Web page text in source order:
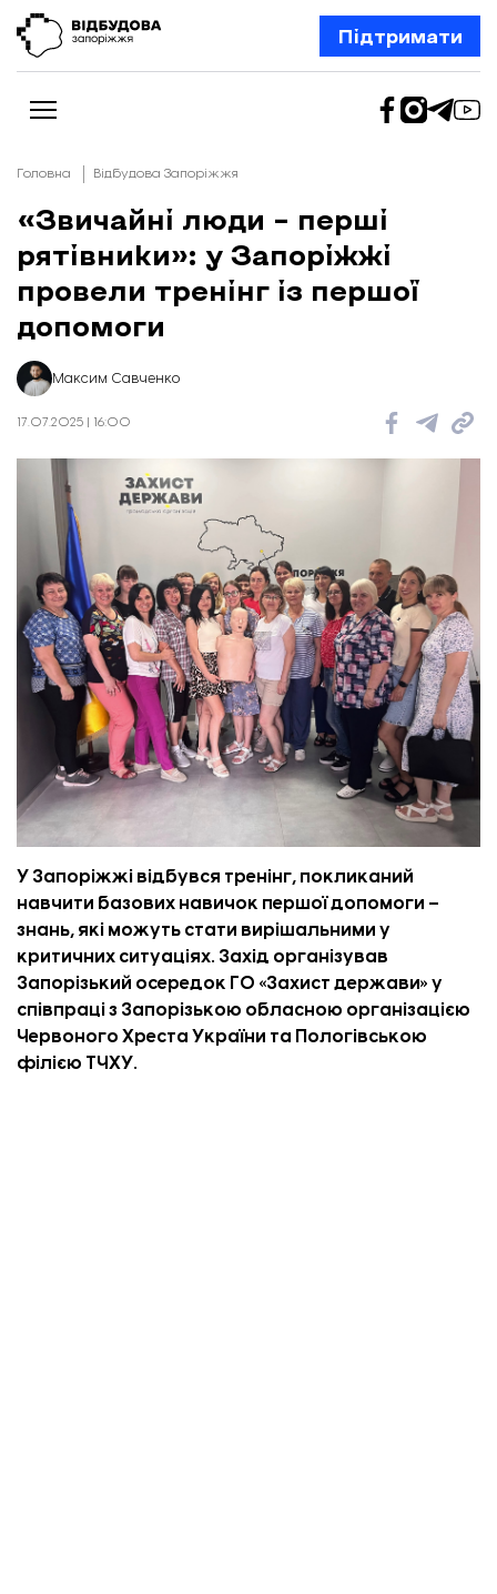
Підтримати
Новини
Відбудова Запоріжжя
Ексклюзив
Бізнес
Шлях додому
Колонки
Про нас
Редакційна політика
Головна Відбудова Запоріжжя
«Звичайні люди – перші
рятівники»: у Запоріжжі
провели тренінг із першої
допомоги
Максим Савченко
17.07.2025 | 16:00
У Запоріжжі відбувся тренінг, покликаний
навчити базових навичок першої допомоги –
знань, які можуть стати вирішальними у
критичних ситуаціях. Захід організував
Запорізький осередок ГО «Захист держави» у
співпраці з Запорізькою обласною організацією
Червоного Хреста України та Пологівською
філією ТЧХУ.